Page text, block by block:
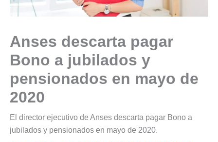
Anses descarta pagar
Bono a jubilados y
pensionados en mayo de
2020
El director ejecutivo de Anses descarta pagar Bono a
jubilados y pensionados en mayo de 2020.